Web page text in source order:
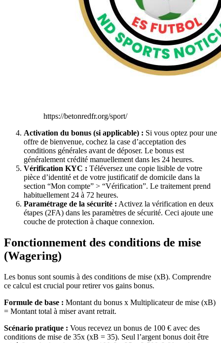
https://betonredfr.org/sport/
Activation du bonus (si applicable) : Si vous optez pour une
offre de bienvenue, cochez la case d’acceptation des
conditions générales avant de déposer. Le bonus est
généralement crédité manuellement dans les 24 heures.
Vérification KYC : Téléversez une copie lisible de votre
pièce d’identité et de votre justificatif de domicile dans la
section “Mon compte” > “Vérification”. Le traitement prend
habituellement 24 à 72 heures.
Paramétrage de la sécurité : Activez la vérification en deux
étapes (2FA) dans les paramètres de sécurité. Ceci ajoute une
couche de protection à chaque connexion.
Fonctionnement des conditions de mise
(Wagering)
Les bonus sont soumis à des conditions de mise (xB). Comprendre
ce calcul est crucial pour retirer vos gains bonus.
Formule de base : Montant du bonus x Multiplicateur de mise (xB)
= Montant total à miser avant retrait.
Scénario pratique : Vous recevez un bonus de 100 € avec des
conditions de mise de 35x (xB = 35). Seul l’argent bonus doit être